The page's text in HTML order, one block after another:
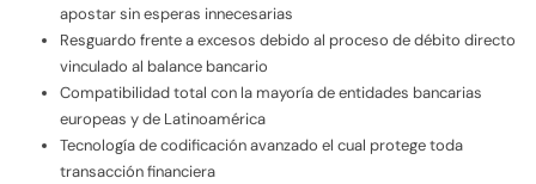
apostar sin esperas innecesarias
Resguardo frente a excesos debido al proceso de débito directo
vinculado al balance bancario
Compatibilidad total con la mayoría de entidades bancarias
europeas y de Latinoamérica
Tecnología de codificación avanzado el cual protege toda
transacción financiera